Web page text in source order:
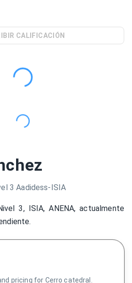
CALIFICACIÓN
3 Aadidess-ISIA
3, ISIA, ANENA, actualmente
pricing for Cerro catedral.